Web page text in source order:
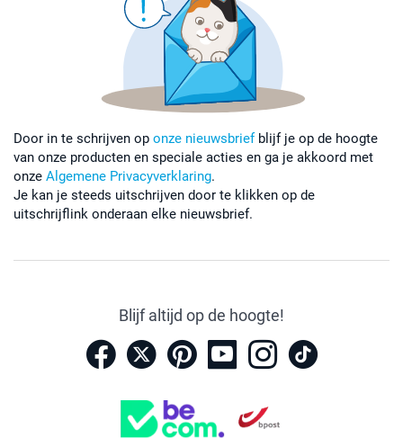
Door in te schrijven op onze nieuwsbrief blijf je op de hoogte
van onze producten en speciale acties en ga je akkoord met
onze Algemene Privacyverklaring.
Je kan je steeds uitschrijven door te klikken op de
uitschrijflink onderaan elke nieuwsbrief.
Blijf altijd op de hoogte!